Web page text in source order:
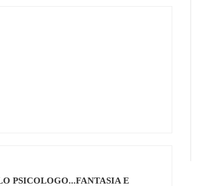
PSICOLOGO...FANTASIA E